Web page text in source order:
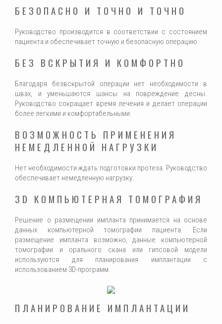
БЕЗОПАСНО И ТОЧНО И ТОЧНО
Руководство производится в соответствии с состоянием
пациента и обеспечивает точную и безопасную операцию.
БЕЗ ВСКРЫТИЯ И КОМФОРТНО
Благодаря безвскрытой операции нет необходимости в
швах, и уменьшаются шансы на повреждение десны.
Руководство сокращает время лечения и делает операции
более легкими и комфортабельными.
ВОЗМОЖНОСТЬ ПРИМЕНЕНИЯ
НЕМЕДЛЕННОЙ НАГРУЗКИ
Нет необходимости ждать подготовки протеза. Руководство
обеспечивает немедленную нагрузку.
3D КОМПЬЮТЕРНАЯ ТОМОГРАФИЯ
Решение о размещении импланта принимается на основе
данных компьютерной томографии пациента. Если
размещение импланта возможно, данные компьютерной
томографии и орального скана или гипсовой модели
используются для планирования имплантации с
использованием 3D-программ.
ПЛАНИРОВАНИЕ ИМПЛАНТАЦИИ